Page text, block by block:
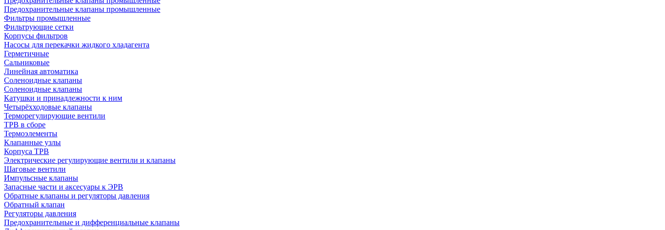
Предохранительные клапаны промышленные
Фильтры промышленные
Фильтрующие сетки
Корпусы фильтров
Насосы для перекачки жидкого хладагента
Герметичные
Сальниковые
Линейная автоматика
Соленоидные клапаны
Соленоидные клапаны
Катушки и принадлежности к ним
Четырёхходовые клапаны
Терморегулирующие вентили
ТРВ в сборе
Термоэлементы
Клапанные узлы
Корпуса ТРВ
Электрические регулирующие вентили и клапаны
Шаговые вентили
Импульсные клапаны
Запасные части и аксесуары к ЭРВ
Обратные клапаны и регуляторы давления
Обратный клапан
Регуляторы давления
Предохранительные и дифференциальные клапаны